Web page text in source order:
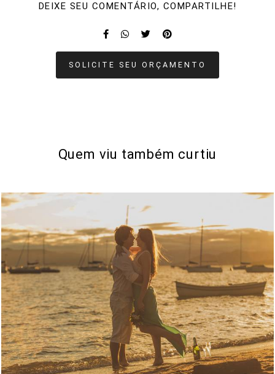
DEIXE SEU COMENTÁRIO, COMPARTILHE!
SOLICITE SEU ORÇAMENTO
Quem viu também curtiu
2052 0